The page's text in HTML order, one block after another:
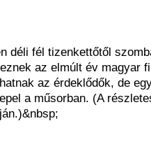
déli fél tizenkettőtől
az elmúlt év magyar
az érdeklődők, de
a műsorban. (A